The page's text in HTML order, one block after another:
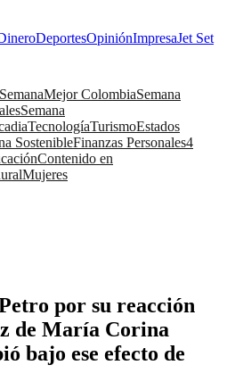
DeportesOpiniónImpresaJet Set
Mejor ColombiaSemana
Semana
TecnologíaTurismoEstados
SostenibleFinanzas Personales4
Contenido en
Mujeres
por su reacción
de María Corina
bajo ese efecto de